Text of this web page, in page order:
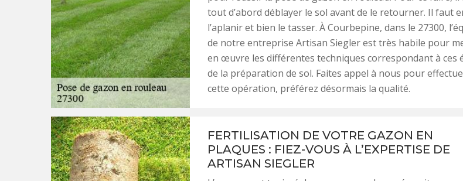
tout d’abord déblayer le sol avant de le retourner. Il faut
l’aplanir et bien le tasser. À Courbepine, dans le 27300,
de notre entreprise Artisan Siegler est très habile pour
en œuvre les différentes techniques correspondant à ces
de la préparation de sol. Faites appel à nous pour
cette opération, préférez désormais la qualité.
FERTILISATION DE VOTRE GAZON EN
PLAQUES : FIEZ-VOUS À L’EXPERTISE DE
ARTISAN SIEGLER